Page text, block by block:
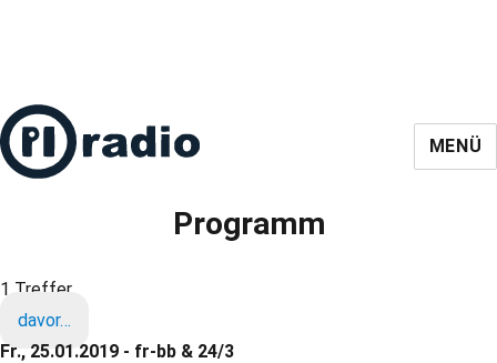
MENÜ
Programm
1 Treffer
davor…
Fr., 25.01.2019 - fr-bb & 24/3